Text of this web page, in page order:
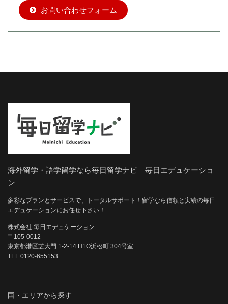
お問い合わせフォーム
海外留学・語学留学なら毎日留学ナビ｜毎日エデュケーショ
ン
多彩なプランとサービスで、トータルサポート！留学なら信頼と実績の毎日
エデュケーションにお任せ下さい！
株式会社 毎日エデュケーション
〒105-0012
東京都港区芝大門 1-2-14 H1O浜松町 304号室
TEL:0120-655153
国・エリアから探す